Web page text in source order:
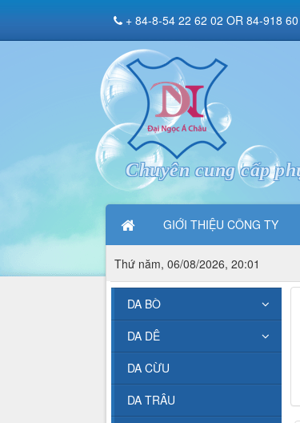
Chuyên cung cấp
GIỚI THIỆU CÔNG TY
+ 84-8-54 22 62 02 OR 84-918
Thứ năm, 06/08/2026, 20:01
DA BÒ
DA DÊ
DA CỪU
DA TRÂU